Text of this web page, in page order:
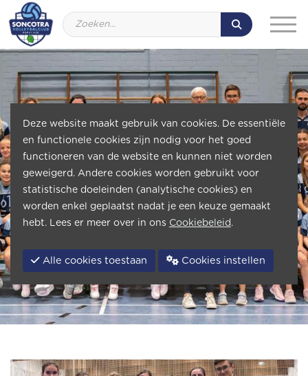
Deze website maakt gebruik van cookies. De essentiële
en functionele cookies zijn nodig voor het goed
functioneren van de website en kunnen niet worden
geweigerd. Andere cookies worden gebruikt voor
statistische doeleinden (analytische cookies) en
worden enkel geplaatst nadat je een keuze gemaakt
hebt. Lees er meer over in ons Cookiebeleid .
Alle cookies toestaan Cookies instellen